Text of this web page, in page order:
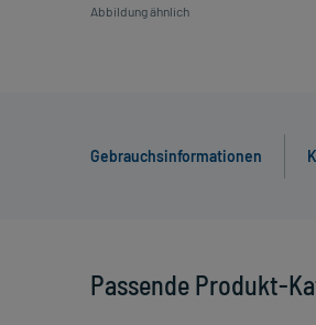
Abbildung ähnlich
Gebrauchsinformationen
Passende Produkt-